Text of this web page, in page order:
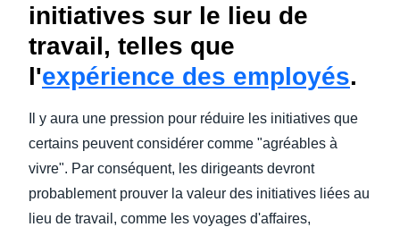
initiatives sur le lieu de
travail, telles que
l'expérience des employés.
Il y aura une pression pour réduire les initiatives que
certains peuvent considérer comme "agréables à
vivre". Par conséquent, les dirigeants devront
probablement prouver la valeur des initiatives liées au
lieu de travail, comme les voyages d'affaires,